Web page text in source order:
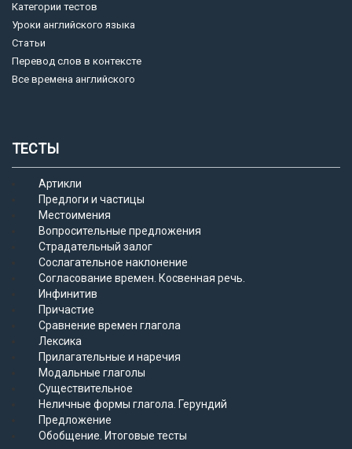
Категории тестов
Уроки английского языка
Статьи
Перевод слов в контексте
Все времена английского
ТЕСТЫ
Артикли
Предлоги и частицы
Местоимения
Вопросительные предложения
Страдательный залог
Сослагательное наклонение
Согласование времен. Косвенная речь.
Инфинитив
Причастие
Сравнение времен глагола
Лексика
Прилагательные и наречия
Модальные глаголы
Существительное
Неличные формы глагола. Герундий
Предложение
Обобщение. Итоговые тесты